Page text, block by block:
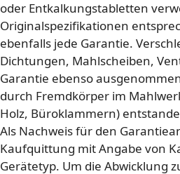
oder Entkalkungstabletten
Originalspezifikationen
ebenfalls jede Garantie.
Dichtungen, Mahlscheiben,
Garantie ebenso
durch Fremdkörper im
Holz, Büroklammern)
Als Nachweis für den
Kaufquittung mit Angabe von
Gerätetyp. Um die Abwicklung